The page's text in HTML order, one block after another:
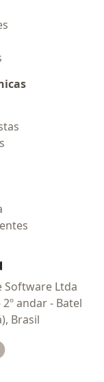
Software Ltda
andar - Batel
Brasil
separador
num novo